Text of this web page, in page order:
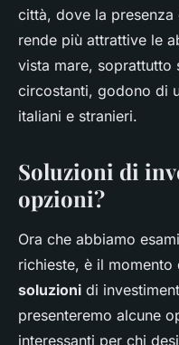
città, dove la
rende più attrattive le
vista mare, soprattutto
circostanti, godono di
italiani e stranieri.
Soluzioni di
opzioni?
Ora che abbiamo
richieste, è il
soluzioni di
presenteremo alcune
interessanti per chi